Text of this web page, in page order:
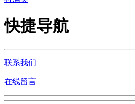
快捷导航
联系我们
在线留言